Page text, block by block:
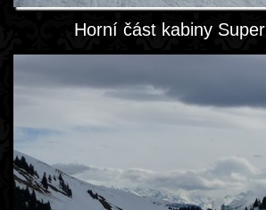
Horní část kabiny